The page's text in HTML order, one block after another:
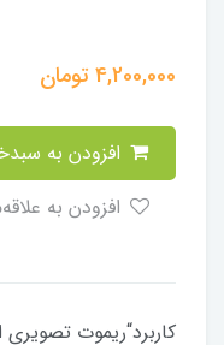
4,200,000تومان